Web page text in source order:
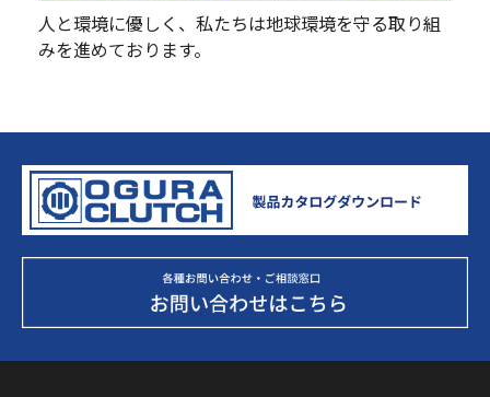
人と環境に優しく、私たちは地球環境を守る取り組
みを進めております。